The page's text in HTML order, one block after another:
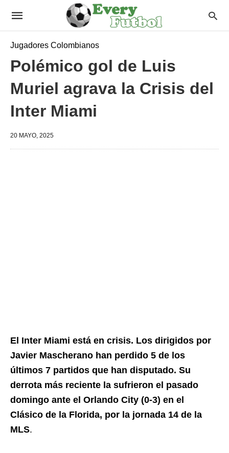
Jugadores Colombianos
Polémico gol de Luis
Muriel agrava la Crisis del
Inter Miami
20 MAYO, 2025
El Inter Miami está en crisis. Los dirigidos por
Javier Mascherano han perdido 5 de los
últimos 7 partidos que han disputado. Su
derrota más reciente la sufrieron el pasado
domingo ante el Orlando City (0-3) en el
Clásico de la Florida, por la jornada 14 de la
MLS.